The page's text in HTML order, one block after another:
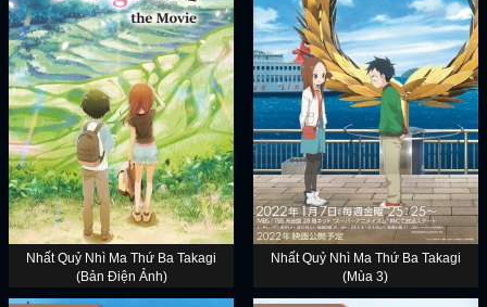
Nhất Quỷ Nhì Ma Thứ Ba Takagi
(Bản Điện Ảnh)
Nhất Quỷ Nhì Ma Thứ Ba Takagi
(Mùa 3)